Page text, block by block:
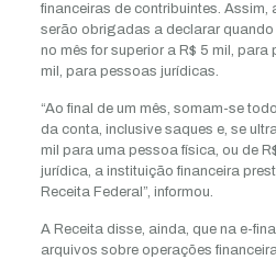
financeiras de contribuintes.
serão obrigadas a declarar
no mês for superior a R$ 5 mil, para
mil, para pessoas jurídicas.
“Ao final de um mês, somam-se
da conta, inclusive saques e, se
mil para uma pessoa física, ou de
jurídica, a instituição financeira
Receita Federal”, informou.
A Receita disse, ainda, que na e-
arquivos sobre operações